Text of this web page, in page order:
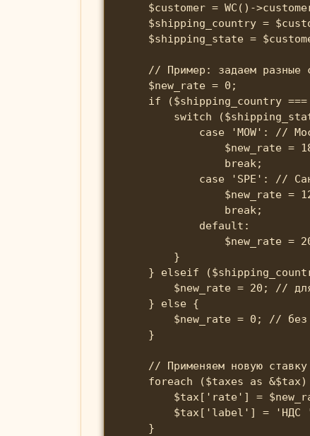
$customer = WC()-
$shipping_country =
$shipping_state =
// Пример: задаем разные
    $new_rate = 0;
if ($shipping_country ===
switch
case 'MOW': //
$new_rate =
                break;
case 'SPE': //
$new_rate =
                break;
            default:
$new_rate =
        }
} elseif
$new_rate = 20; //
    } else {
$new_rate = 0; // без
    }
// Применяем новую
foreach ($taxes as &$tax)
$tax['rate'] =
$tax['label'] = 'НДС
    }